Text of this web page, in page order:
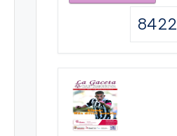
8422